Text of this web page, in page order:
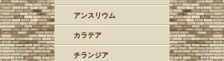
アンスリウム
カラテア
チランジア